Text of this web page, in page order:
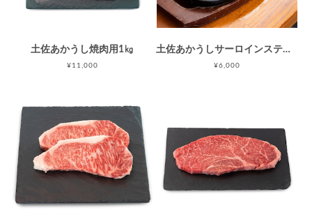
土佐あかうし焼肉用1㎏
¥11,000
土佐あかうしサーロインステーキ 300g
¥6,000